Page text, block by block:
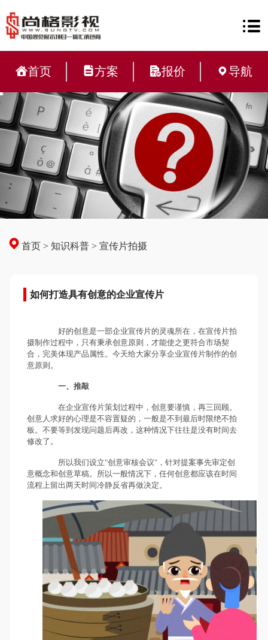
首页 方案 报价 导航
首页 >知识科普 >宣传片拍摄
如何打造具有创意的企业宣传片
好的创意是一部企业宣传片的灵魂所在，在宣传片拍
摄制作过程中，只有秉承创意原则，才能使之更符合市场契
合，完美体现产品属性。今天给大家分享企业宣传片制作的创
意原则。
一、推敲
在企业宣传片策划过程中，创意要谨慎，再三回顾。
创意人求好的心理是不容置疑的，一般是不到最后时限绝不拍
板。不要等到发现问题后再改，这种情况下往往是没有时间去
修改了。
所以我们设立"创意审核会议"，针对提案事先审定创
意概念和创意草稿。所以一般情况下，任何创意都应该在时间
流程上留出两天时间冷静反省再做决定。